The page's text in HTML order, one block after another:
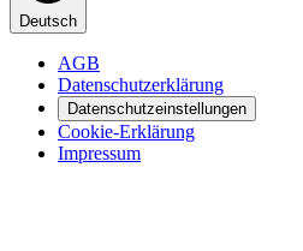
Deutsch
AGB
Datenschutzerklärung
Datenschutzeinstellungen
Cookie-Erklärung
Impressum